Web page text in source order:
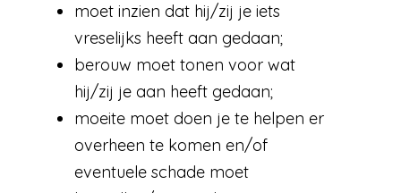
moet inzien dat hij/zij je iets
vreselijks heeft aan gedaan;
berouw moet tonen voor wat
hij/zij je aan heeft gedaan;
moeite moet doen je te helpen er
overheen te komen en/of
eventuele schade moet